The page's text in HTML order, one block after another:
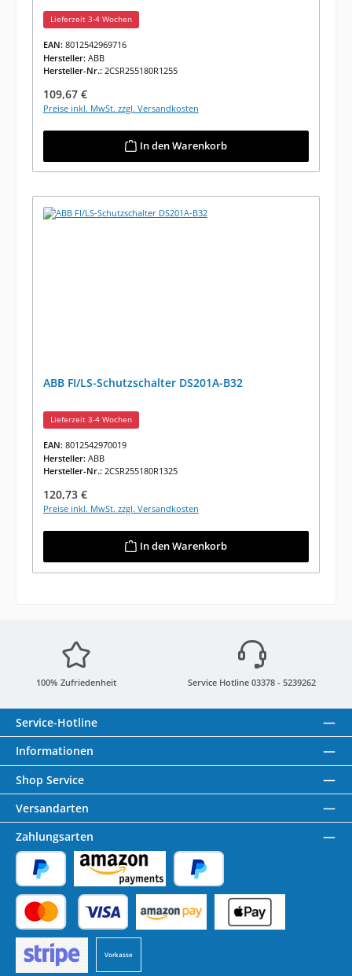
Lieferzeit 3-4 Wochen
EAN: 8012542969716
Hersteller: ABB
Hersteller-Nr.: 2CSR255180R1255
Regulärer Preis:
109,67 €
Preise inkl. MwSt. zzgl. Versandkosten
In den Warenkorb
ABB FI/LS-Schutzschalter DS201A-B32
Lieferzeit 3-4 Wochen
EAN: 8012542970019
Hersteller: ABB
Hersteller-Nr.: 2CSR255180R1325
Regulärer Preis:
120,73 €
Preise inkl. MwSt. zzgl. Versandkosten
In den Warenkorb
100% Zufriedenheit Service Hotline 03378 - 5239262
Service-Hotline
Informationen
Shop Service
Versandarten
Zahlungsarten
PayPal Amazon Pay Später Bezahlen
Kredit- oder Debitkarte
Vorkasse
Benutzerdefiniertes Bild 1